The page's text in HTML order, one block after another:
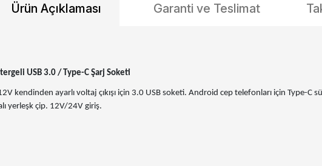
Ürün Açıklaması Garanti ve Teslimat
USB 3.0 / Type-C Şarj Soketi
kendinden ayarlı voltaj çıkışı için 3.0 USB soketi. Android cep telefonları için Type-C
yerleşk çip. 12V/24V giriş.